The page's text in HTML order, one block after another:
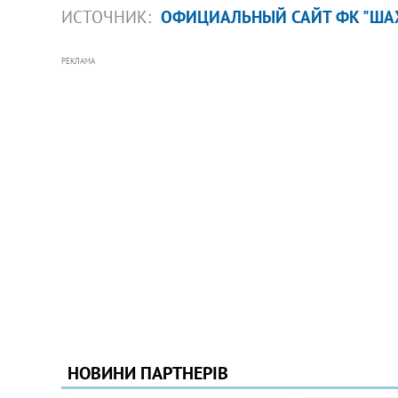
ИСТОЧНИК: ОФИЦИАЛЬНЫЙ САЙТ ФК
РЕКЛАМА